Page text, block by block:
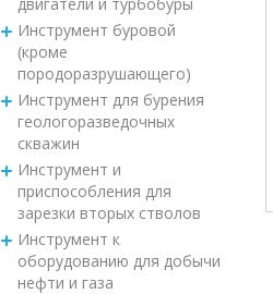
Инструмент буровой
(кроме
породоразрушающего)
Инструмент для бурения
геологоразведочных
скважин
Инструмент и
приспособления для
зарезки вторых стволов
Инструмент к
оборудованию для добычи
нефти и газа